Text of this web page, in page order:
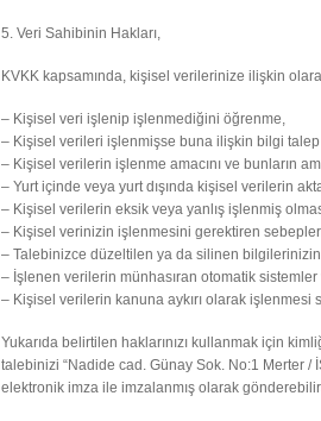
5. Veri Sahibinin Hakları,
KVKK kapsamında, kişisel verilerinize ilişkin
– Kişisel veri işlenip işlenmediğini öğrenme,
– Kişisel verileri işlenmişse buna ilişkin bilgi
– Kişisel verilerin işlenme amacını ve bunların
– Yurt içinde veya yurt dışında kişisel verilerin
– Kişisel verilerin eksik veya yanlış işlenmiş
– Kişisel verinizin işlenmesini gerektiren
– Talebinizce düzeltilen ya da silinen
– İşlenen verilerin münhasıran otomatik
– Kişisel verilerin kanuna aykırı olarak
Yukarıda belirtilen haklarınızı kullanmak için
talebinizi “Nadide cad. Günay Sok. No:1 Merter /
elektronik imza ile imzalanmış olarak